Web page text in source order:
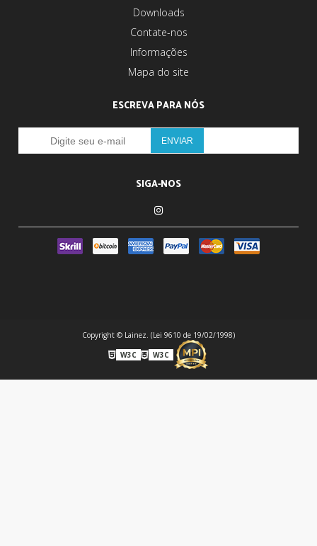
Downloads
Contate-nos
Informações
Mapa do site
ESCREVA PARA NÓS
SIGA-NOS
Copyright © Lainez. (Lei 9610 de 19/02/1998)
W3C
W3C